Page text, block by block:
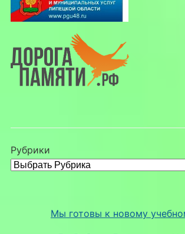
Рубрики
Мы готовы к новому